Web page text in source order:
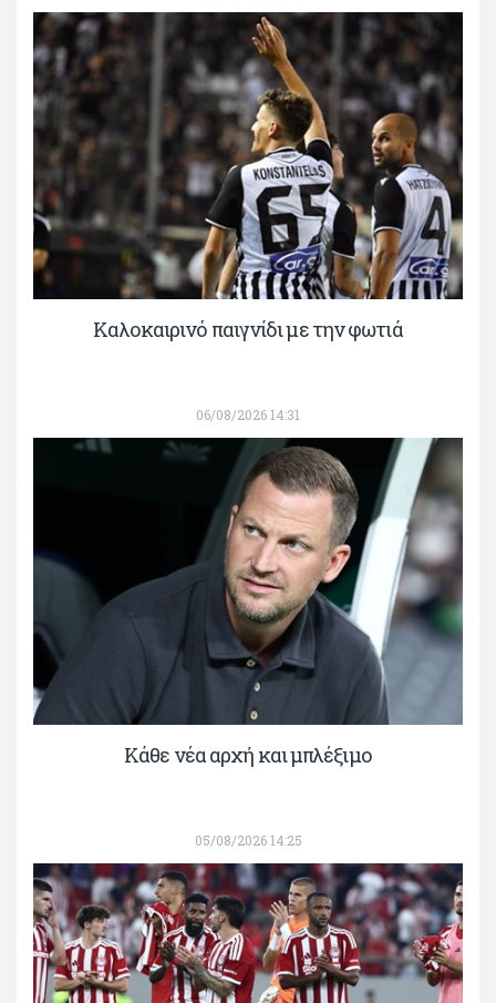
Καλοκαιρινό παιγνίδι με την φωτιά
06/08/2026 14:31
Κάθε νέα αρχή και μπλέξιμο
05/08/2026 14:25